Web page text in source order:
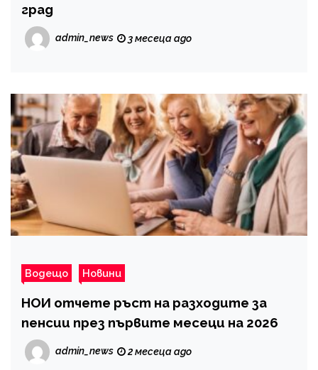
град
admin_news 3 месеца ago
Водещо Новини
НОИ отчете ръст на разходите за
пенсии през първите месеци на 2026
admin_news 2 месеца ago